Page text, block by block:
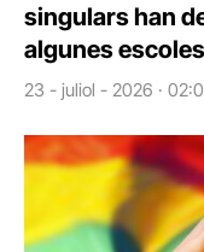
singulars han
algunes
23 - juliol - 2026 ·